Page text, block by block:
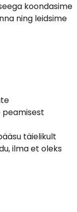
ning leidsime
täielikult
ilma et oleks